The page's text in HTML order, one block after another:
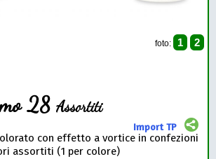
foto: 1 2
28Assortiti
Import TP
con effetto a vortice in confezioni
assortiti (1 per colore)